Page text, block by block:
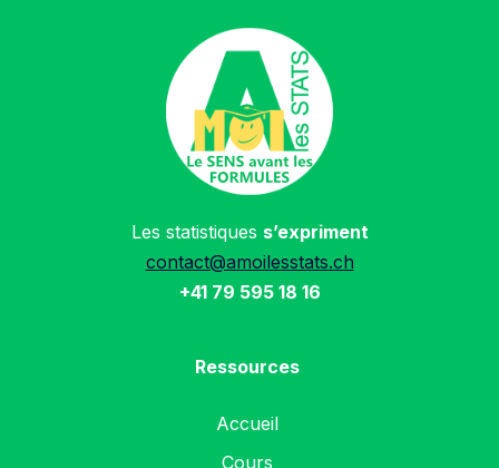
Les statistiques s’expriment
contact@amoilesstats.ch
+41 79 595 18 16
Ressources
Accueil
Cours